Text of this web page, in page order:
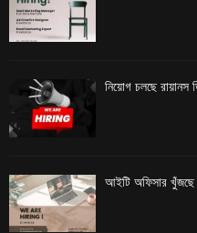
নিয়োগ চলছে রায়ানস
আইটি অফিসার খুঁজছে